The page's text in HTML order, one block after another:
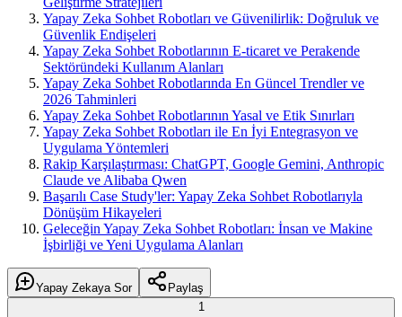
Yapay Zeka Sohbet Robotları ve Güvenilirlik: Doğruluk ve
Güvenlik Endişeleri
Yapay Zeka Sohbet Robotlarının E-ticaret ve Perakende
Sektöründeki Kullanım Alanları
Yapay Zeka Sohbet Robotlarında En Güncel Trendler ve
2026 Tahminleri
Yapay Zeka Sohbet Robotlarının Yasal ve Etik Sınırları
Yapay Zeka Sohbet Robotları ile En İyi Entegrasyon ve
Uygulama Yöntemleri
Rakip Karşılaştırması: ChatGPT, Google Gemini, Anthropic
Claude ve Alibaba Qwen
Başarılı Case Study'ler: Yapay Zeka Sohbet Robotlarıyla
Dönüşüm Hikayeleri
Geleceğin Yapay Zeka Sohbet Robotları: İnsan ve Makine
İşbirliği ve Yeni Uygulama Alanları
Yapay Zekaya Sor
Paylaş
1